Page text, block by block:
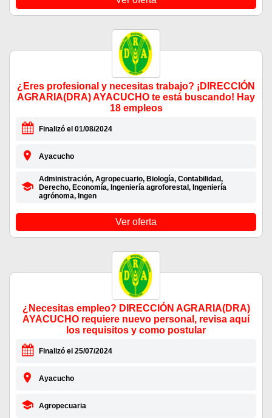
¿Eres profesional y necesitas trabajo? ¡DIRECCIÓN
AGRARIA(DRA) AYACUCHO te está buscando! Hay
18 empleos
Finalizó el 01/08/2024
Ayacucho
Administración, Agropecuario, Biología, Contabilidad,
Derecho, Economía, Ingeniería agroforestal, Ingeniería
agrónoma, Ingen
Ver oferta
¿Necesitas empleo? DIRECCIÓN AGRARIA(DRA)
AYACUCHO requiere nuevo personal, revisa aquí
los requisitos y como postular
Finalizó el 25/07/2024
Ayacucho
Agropecuaria